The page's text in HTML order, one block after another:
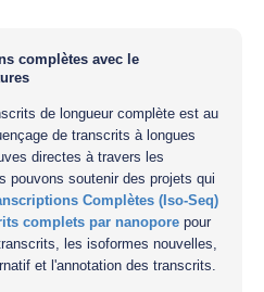
complètes avec le
de longueur complète est au
de transcrits à longues
directes à travers les
pouvons soutenir des projets qui
Complètes (Iso-Seq)
complets par nanopore pour
les isoformes nouvelles,
et l'annotation des transcrits.